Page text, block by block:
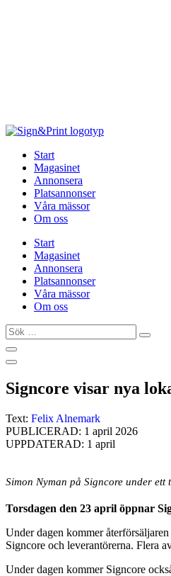
Start
Magasinet
Annonsera
Platsannonser
Våra mässor
Om oss
Start
Magasinet
Annonsera
Platsannonser
Våra mässor
Om oss
Sök
…
Signcore visar nya
Text: Felix Alnemark
PUBLICERAD: 1 april 2026
UPPDATERAD: 1 april
Simon Nyman på Signcore under ett
Torsdagen den 23 april öppnar
Under dagen kommer
Signcore och leverantörerna. Flera
Under dagen kommer Signcore